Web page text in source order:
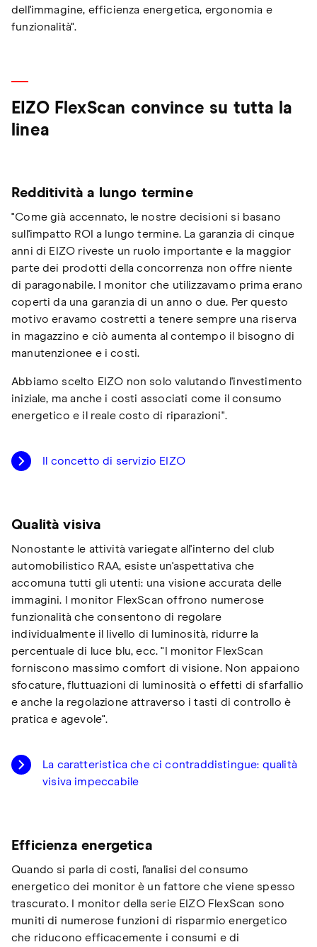
dell'immagine, efficienza energetica, ergonomia e
funzionalità".
EIZO FlexScan convince su tutta la
linea
Redditività a lungo termine
"Come già accennato, le nostre decisioni si basano
sull'impatto ROI a lungo termine. La garanzia di cinque
anni di EIZO riveste un ruolo importante e la maggior
parte dei prodotti della concorrenza non offre niente
di paragonabile. I monitor che utilizzavamo prima erano
coperti da una garanzia di un anno o due. Per questo
motivo eravamo costretti a tenere sempre una riserva
in magazzino e ciò aumenta al contempo il bisogno di
manutenzionee e i costi.
Abbiamo scelto EIZO non solo valutando l'investimento
iniziale, ma anche i costi associati come il consumo
energetico e il reale costo di riparazioni".
Il concetto di servizio EIZO
Qualità visiva
Nonostante le attività variegate all'interno del club
automobilistico RAA, esiste un'aspettativa che
accomuna tutti gli utenti: una visione accurata delle
immagini. I monitor FlexScan offrono numerose
funzionalità che consentono di regolare
individualmente il livello di luminosità, ridurre la
percentuale di luce blu, ecc. "I monitor FlexScan
forniscono massimo comfort di visione. Non appaiono
sfocature, fluttuazioni di luminosità o effetti di sfarfallio
e anche la regolazione attraverso i tasti di controllo è
pratica e agevole".
La caratteristica che ci contraddistingue: qualità
visiva impeccabile
Efficienza energetica
Quando si parla di costi, l'analisi del consumo
energetico dei monitor è un fattore che viene spesso
trascurato. I monitor della serie EIZO FlexScan sono
muniti di numerose funzioni di risparmio energetico
che riducono efficacemente i consumi e di